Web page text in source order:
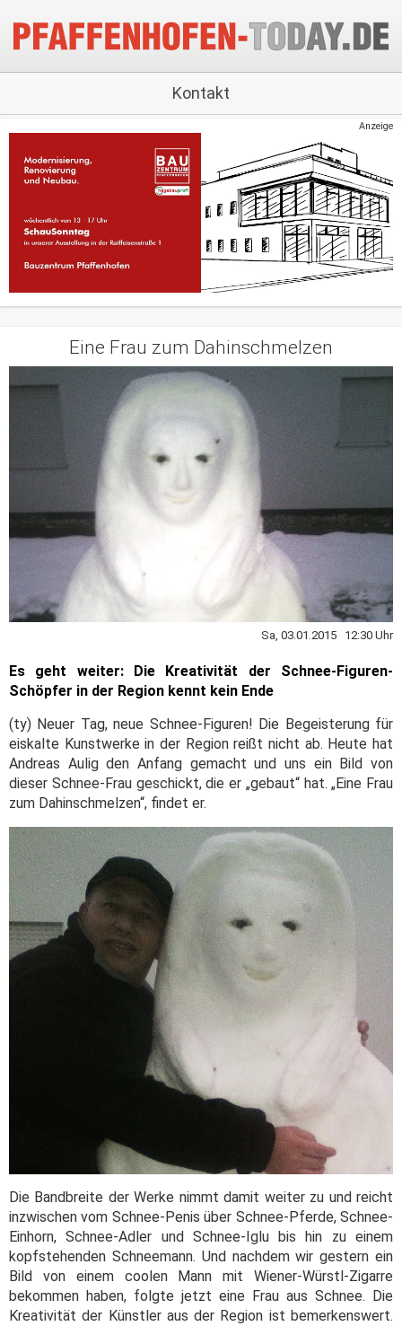
Kontakt
Anzeige
Eine Frau zum Dahinschmelzen
Sa, 03.01.2015 12:30 Uhr
Es geht weiter: Die Kreativität der Schnee-Figuren-
Schöpfer in der Region kennt kein Ende
(ty) Neuer Tag, neue Schnee-Figuren! Die Begeisterung für
eiskalte Kunstwerke in der Region reißt nicht ab. Heute hat
Andreas Aulig den Anfang gemacht und uns ein Bild von
dieser Schnee-Frau geschickt, die er „gebaut“ hat. „Eine Frau
zum Dahinschmelzen“, findet er.
Die Bandbreite der Werke nimmt damit weiter zu und reicht
inzwischen vom Schnee-Penis über Schnee-Pferde, Schnee-
Einhorn, Schnee-Adler und Schnee-Iglu bis hin zu einem
kopfstehenden Schneemann. Und nachdem wir gestern ein
Bild von einem coolen Mann mit Wiener-Würstl-Zigarre
bekommen haben, folgte jetzt eine Frau aus Schnee. Die
Kreativität der Künstler aus der Region ist bemerkenswert.